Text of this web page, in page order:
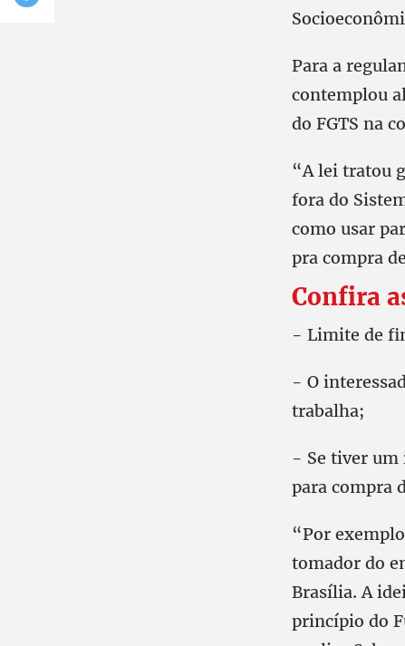
Para a
contemplou
do FGTS na
“A lei tratou
fora do
como usar
pra compra
Confira
- Limite de
- O
trabalha;
- Se tiver um
para compra
“Por
tomador do
Brasília. A
princípio do